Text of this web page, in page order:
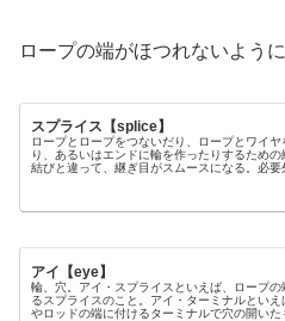
ロープの端がほつれないよう
スプライス【splice】
ロープとロープをつないだり、ロープとワイヤ
り、あるいはエンドに輪を作ったりするための
結びと違って、継ぎ目がスムースになる。必要
アイ【eye】
輪、穴。アイ・スプライスといえば、ロープの
るスプライスのこと。アイ・ターミナルといえ
やロッドの端に付けるターミナルで穴の開いた